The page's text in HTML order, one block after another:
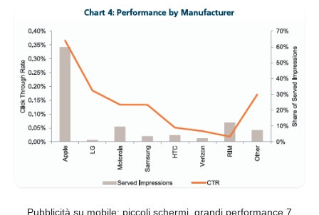
Pubblicità su mobile: piccoli schermi, grandi performance 7